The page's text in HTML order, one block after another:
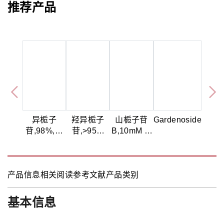
推荐产品
异栀子
苷,98%,来
羟异栀子
苷,>95%
山栀子苷
B,10mM in
Gardenoside
产品信息相关阅读参考文献产品类别
基本信息